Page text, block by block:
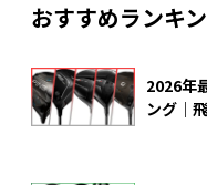
おすすめランキ
2026年
ング｜